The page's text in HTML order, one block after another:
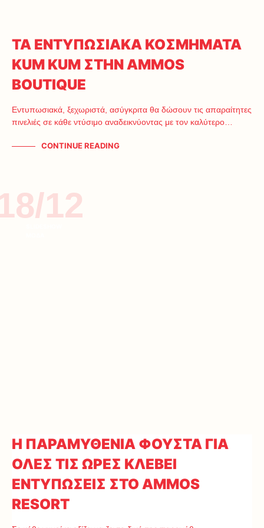
ΤΑ ΕΝΤΥΠΩΣΙΑΚΑ ΚΟΣΜΗΜΑΤΑ
KUM KUM ΣΤΗΝ AMMOS
BOUTIQUE
Εντυπωσιακά, ξεχωριστά, ασύγκριτα θα δώσουν τις απαραίτητες
πινελιές σε κάθε ντύσιμο αναδεικνύοντας με τον καλύτερο…
CONTINUE READING
12
Η ΠΑΡΑΜΥΘΕΝΙΑ ΦΟΥΣΤΑ ΓΙΑ
ΟΛΕΣ ΤΙΣ ΩΡΕΣ ΚΛΕΒΕΙ
ΕΝΤΥΠΩΣΕΙΣ ΣΤΟ AMMOS
RESORT